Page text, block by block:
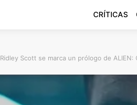
CRÍTICAS
Ridley Scott se marca un prólogo de